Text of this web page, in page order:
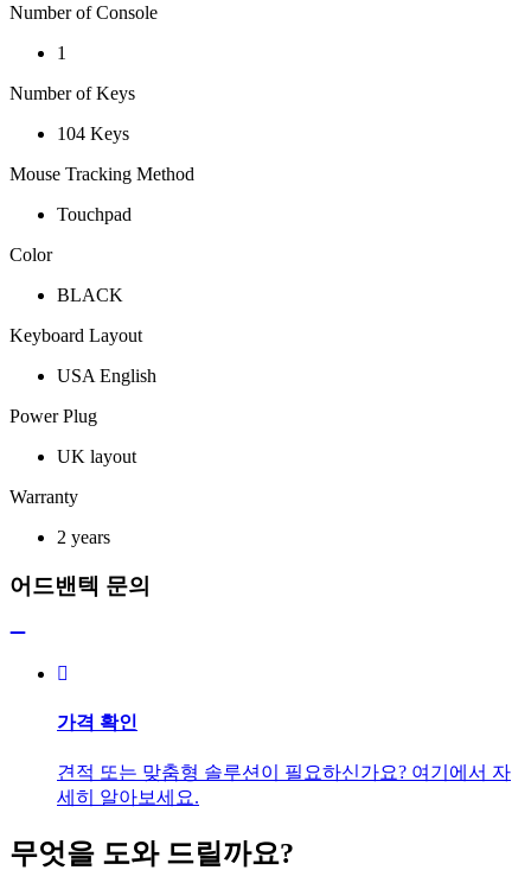
Number of Console
1
Number of Keys
104 Keys
Mouse Tracking Method
Touchpad
Color
BLACK
Keyboard Layout
USA English
Power Plug
UK layout
Warranty
2 years
어드밴텍 문의
가격 확인
견적 또는 맞춤형 솔루션이 필요하신가요? 여기에서 자
세히 알아보세요.
무엇을 도와 드릴까요?